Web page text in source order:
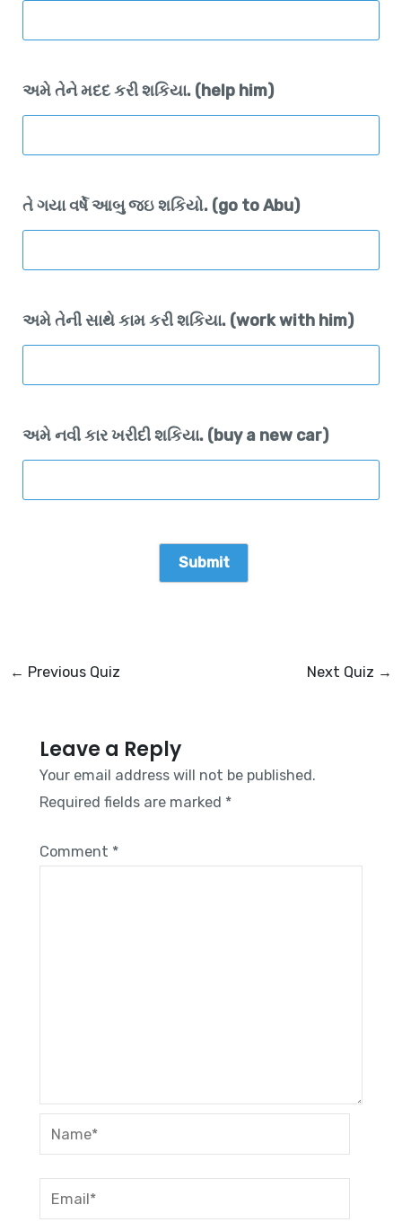
અમે તેને મદદ કરી શકિયા. (help him)
તે ગયા વર્ષે આબુ જઇ શકિયો. (go to Abu)
અમે તેની સાથે કામ કરી શકિયા. (work with him)
અમે નવી કાર ખરીદી શકિયા. (buy a new car)
← Previous Quiz Next Quiz →
Leave a Reply
Your email address will not be published.
Required fields are marked *
Comment *
Name*
Email*